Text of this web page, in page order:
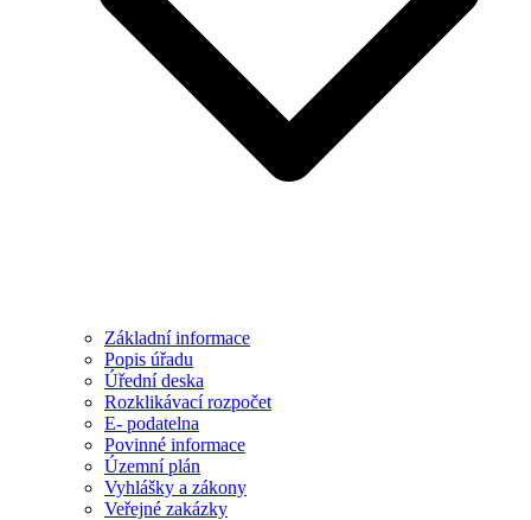
Základní informace
Popis úřadu
Úřední deska
Rozklikávací rozpočet
E- podatelna
Povinné informace
Územní plán
Vyhlášky a zákony
Veřejné zakázky